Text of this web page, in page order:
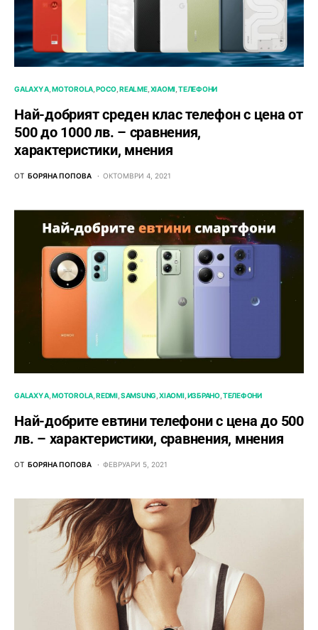
GALAXY A MOTOROLA POCO REALME XIAOMI ТЕЛЕФОНИ
Най-добрият среден клас телефон с цена от
500 до 1000 лв. – сравнения,
характеристики, мнения
ОТ БОРЯНА ПОПОВА ОКТОМВРИ 4, 2021
GALAXY A MOTOROLA REDMI SAMSUNG XIAOMI ИЗБРАНО ТЕЛЕФОНИ
Най-добрите евтини телефони с ценa до 500
лв. – характeристики, сравнения, мнения
ОТ БОРЯНА ПОПОВА ФЕВРУАРИ 5, 2021